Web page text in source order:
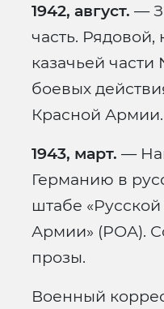
1942, август. —
часть.
казачьей
боевых
Красной Армии.
1943, март. —
Германию в
штабе
Армии» (РОА).
прозы.
Военный